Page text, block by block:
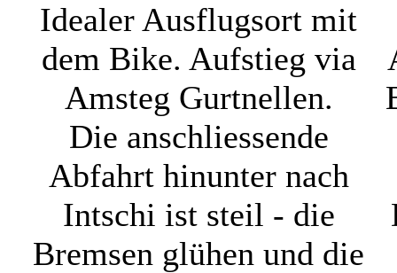
Idealer Ausflugsort mit
dem Bike. Aufstieg via
Amsteg Gurtnellen.
Die anschliessende
Abfahrt hinunter nach
Intschi ist steil - die
Bremsen glühen und die